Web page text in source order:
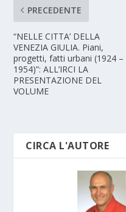
PRECEDENTE
“NELLE CITTA’ DELLA
VENEZIA GIULIA. Piani,
progetti, fatti urbani (1924 –
1954)”: ALL’IRCI LA
PRESENTAZIONE DEL
VOLUME
CIRCA L'AUTORE